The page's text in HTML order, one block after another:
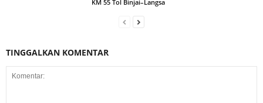
KM 55 Tol Binjai–Langsa
TINGGALKAN KOMENTAR